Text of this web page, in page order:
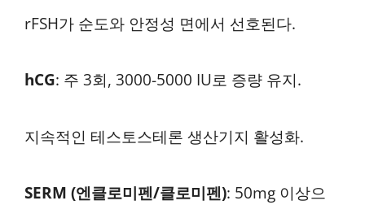
rFSH가 순도와 안정성 면에서 선호된다.
hCG: 주 3회, 3000-5000 IU로 증량 유지.
지속적인 테스토스테론 생산기지 활성화.
SERM (엔클로미펜/클로미펜): 50mg 이상으